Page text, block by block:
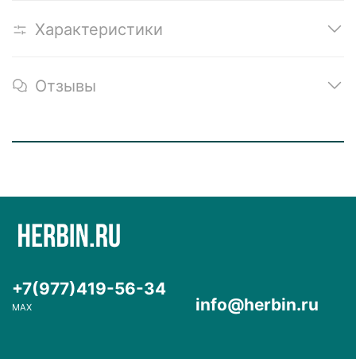
Характеристики
Отзывы
+7(977)419-56-34
MAX info@herbin.ru